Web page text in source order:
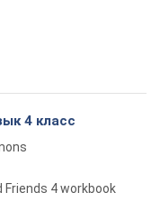
4 класс
Friends 4 workbook